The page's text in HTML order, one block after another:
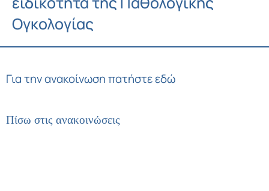
Ογκολογίας
Για την ανακοίνωση πατήστε εδώ
Πίσω στις ανακοινώσεις